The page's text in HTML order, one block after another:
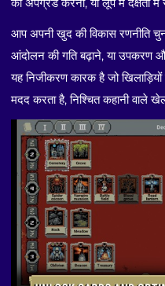
आप अपनी खुद की विकास रणनीति
आंदोलन की गति बढ़ाने, या
यह निजीकरण कारक है जो
मदद करता है, निश्चित कहानी वाले